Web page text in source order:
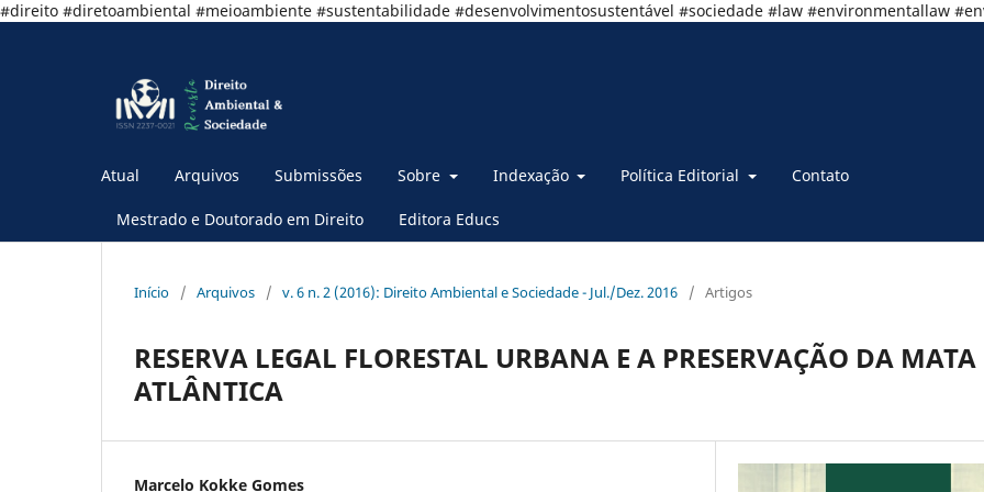
#direito #diretoambiental #meioambiente #sustentabilidade #desenvolvimentosustentável #sociedade #law #environmentallaw
Atual Arquivos Submissões Sobre Indexação Política Editorial Contato
Mestrado e Doutorado em Direito Editora Educs
Início / Arquivos / v. 6 n. 2 (2016): Direito Ambiental e Sociedade - Jul./Dez. 2016 / Artigos
RESERVA LEGAL FLORESTAL URBANA E A PRESERVAÇÃO DA MATA
ATLÂNTICA
Marcelo Kokke Gomes